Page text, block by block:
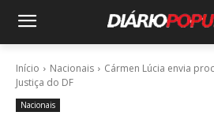
Início Nacionais
Cármen Lúcia envia
Justiça do DF
Nacionais